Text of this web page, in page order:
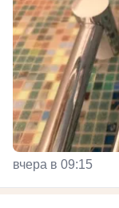
вчера в 09:15